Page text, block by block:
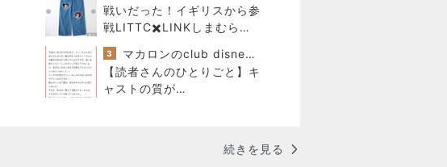
戦いだった！イギリスから参
戦LITTC✖️LINKしまむらデ
ィズニーコラボ！ダッフィー
新商品の話
3
マカロンのclub disney♡
【読者さんのひとりごと】キ
ャストの質が…
続きを見る